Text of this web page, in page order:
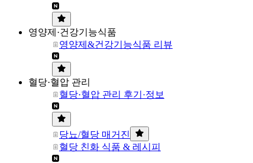
영양제·건강기능식품
영양제&건강기능식품 리뷰
혈당·혈압 관리
혈당·혈압 관리 후기·정보
당뇨/혈당 매거진
혈당 친화 식품 & 레시피